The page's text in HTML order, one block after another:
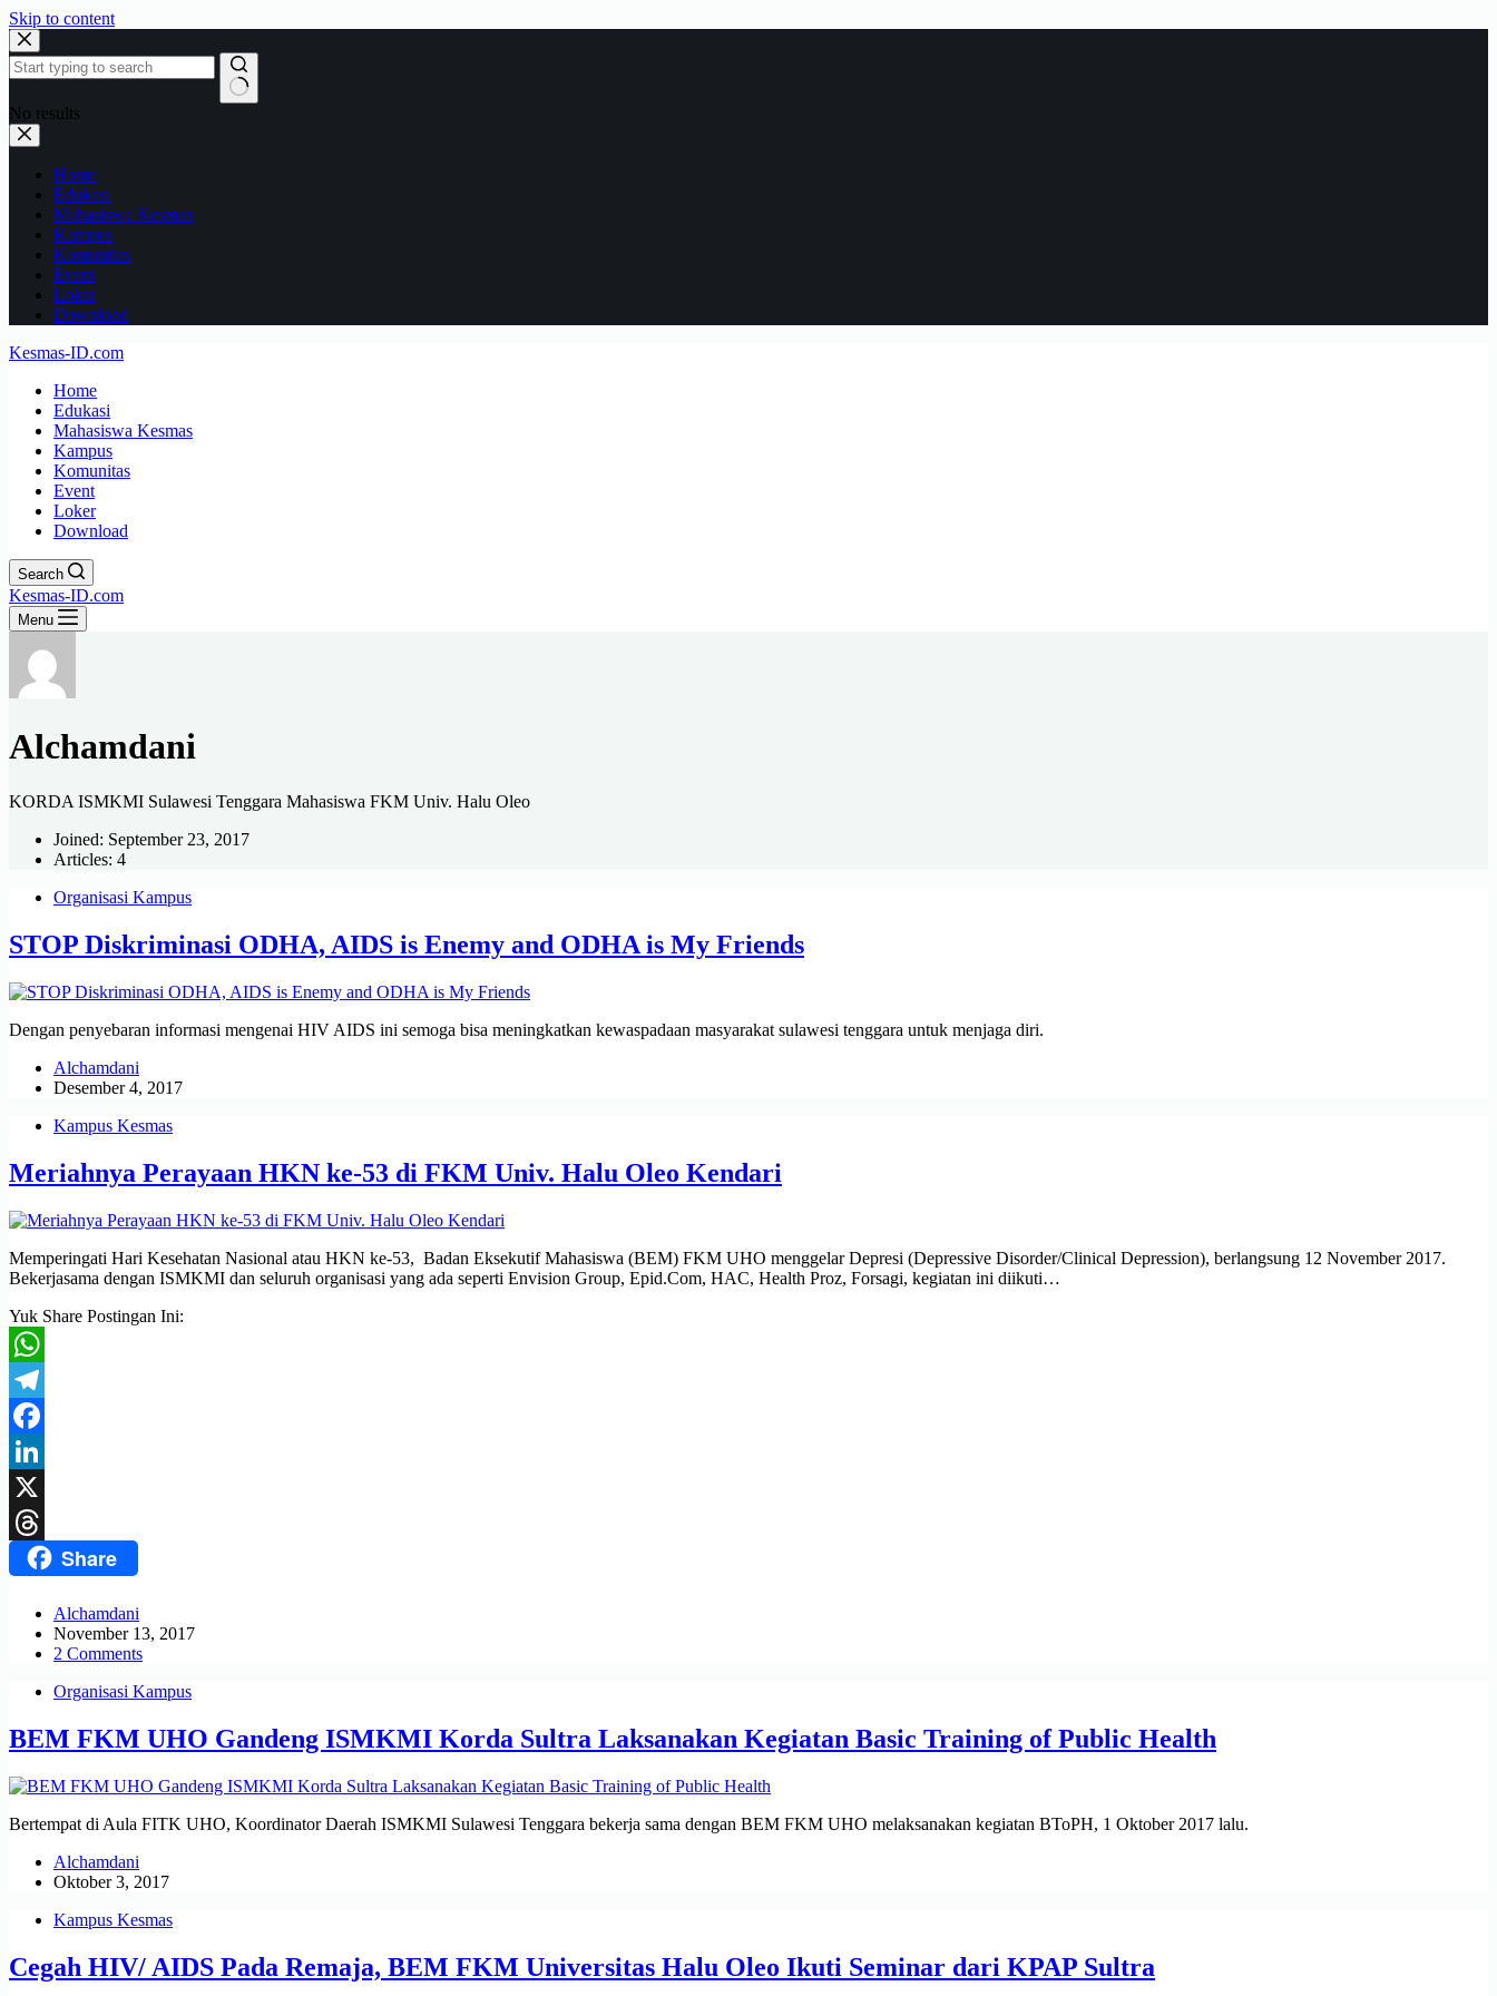
Skip to content
No results
Home
Edukasi
Mahasiswa Kesmas
Kampus
Komunitas
Event
Loker
Download
Kesmas-ID.com
Home
Edukasi
Mahasiswa Kesmas
Kampus
Komunitas
Event
Loker
Download
Search
Kesmas-ID.com
Menu
Alchamdani
KORDA ISMKMI Sulawesi Tenggara Mahasiswa FKM Univ. Halu Oleo
Joined: September 23, 2017
Articles: 4
Organisasi Kampus
STOP Diskriminasi ODHA, AIDS is Enemy and ODHA is My Friends
Dengan penyebaran informasi mengenai HIV AIDS ini semoga bisa meningkatkan kewaspadaan masyarakat sulawesi tenggara untuk menjaga diri.
Alchamdani
Desember 4, 2017
Kampus Kesmas
Meriahnya Perayaan HKN ke-53 di FKM Univ. Halu Oleo Kendari
Memperingati Hari Kesehatan Nasional atau HKN ke-53, Badan Eksekutif Mahasiswa (BEM) FKM UHO menggelar Depresi (Depressive Disorder/Clinical Depression), berlangsung 12 November 2017.
Bekerjasama dengan ISMKMI dan seluruh organisasi yang ada seperti Envision Group, Epid.Com, HAC, Health Proz, Forsagi, kegiatan ini diikuti…
Yuk Share Postingan Ini:
WhatsApp
Telegram
Facebook
LinkedIn
X
ThreadsShare
Alchamdani
November 13, 2017
2 Comments
Organisasi Kampus
BEM FKM UHO Gandeng ISMKMI Korda Sultra Laksanakan Kegiatan Basic Training of Public Health
Bertempat di Aula FITK UHO, Koordinator Daerah ISMKMI Sulawesi Tenggara bekerja sama dengan BEM FKM UHO melaksanakan kegiatan BToPH, 1 Oktober 2017 lalu.
Alchamdani
Oktober 3, 2017
Kampus Kesmas
Cegah HIV/ AIDS Pada Remaja, BEM FKM Universitas Halu Oleo Ikuti Seminar dari KPAP Sultra